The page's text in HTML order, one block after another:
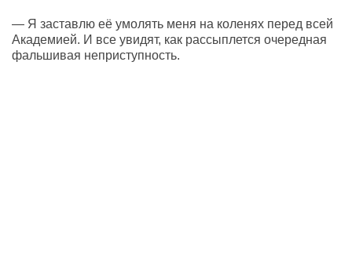
— Я заставлю её умолять меня на коленях перед всей
Академией. И все увидят, как рассыплется очередная
фальшивая неприступность.